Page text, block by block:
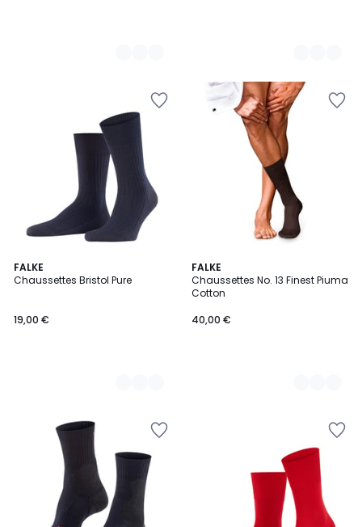
FALKE
Chaussettes Bristol Pure
19,00 €
5
Couleurs
FALKE
Chaussettes No. 13 Finest Piuma
Cotton
40,00 €
8
Couleurs